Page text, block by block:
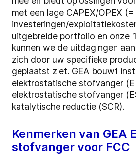
met een lage CAPEX/OPEX (=
investeringen/
uitgebreide portfolio en onze
kunnen we de uitdagingen
zich door uw specifieke
geplaatst ziet. GEA bouwt
elektrostatische stofvanger
elektrostatische stofvanger
katalytische reductie (SCR).
Kenmerken van GEA
stofvanger voor FCC